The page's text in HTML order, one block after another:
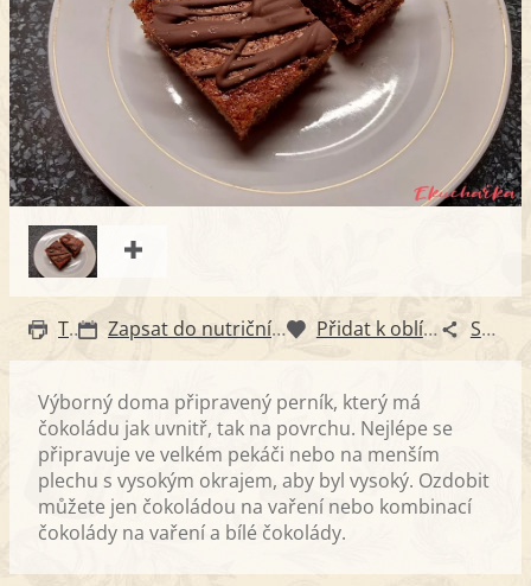
Tisk Zapsat do nutričního diáře Přidat k oblíbeným Sdílet
Výborný doma připravený perník, který má
čokoládu jak uvnitř, tak na povrchu. Nejlépe se
připravuje ve velkém pekáči nebo na menším
plechu s vysokým okrajem, aby byl vysoký. Ozdobit
můžete jen čokoládou na vaření nebo kombinací
čokolády na vaření a bílé čokolády.